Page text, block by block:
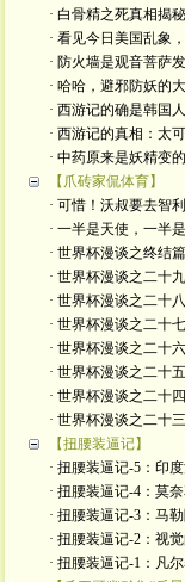
· 白骨精之死真相揭秘
· 看见今日美国乱象
· 防火墙是观音菩萨
· 哈哈，避邪防妖的
· 西游记的确是韩国
· 西游记的真相：太
· 中药原来是妖精变的
【爪砖家侃体育】
· 可惜！沃叔要去智
· 一半是天使，一半
· 世界杯漫谈之终结
· 世界杯漫谈之二十
· 世界杯漫谈之二十
· 世界杯漫谈之二十
· 世界杯漫谈之二十
· 世界杯漫谈之二十
· 世界杯漫谈之二十
· 世界杯漫谈之二十
【扭腰装逼记】
· 扭腰装逼记-5：印
· 扭腰装逼记-4：莫
· 扭腰装逼记-3：马勒
· 扭腰装逼记-2：视
· 扭腰装逼记-1：凡